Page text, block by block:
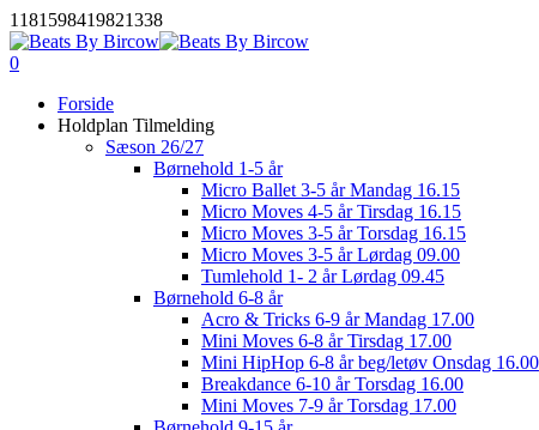
1181598419821338Skip
to
0
Forside
Holdplan Tilmelding
Sæson 26/27
Børnehold 1-5 år
Micro Ballet 3-5 år Mandag 16.15
Micro Moves 4-5 år Tirsdag 16.15
Micro Moves 3-5 år Torsdag 16.15
Micro Moves 3-5 år Lørdag 09.00
Tumlehold 1- 2 år Lørdag 09.45
Børnehold 6-8 år
Acro & Tricks 6-9 år Mandag 17.00
Mini Moves 6-8 år Tirsdag 17.00
Mini HipHop 6-8 år beg/letøv Onsdag 16.00
Breakdance 6-10 år Torsdag 16.00
Mini Moves 7-9 år Torsdag 17.00